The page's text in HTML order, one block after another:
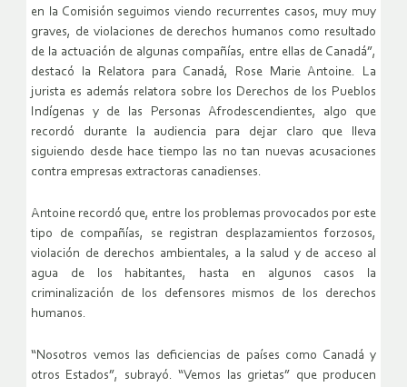
en la Comisión seguimos viendo recurrentes casos, muy muy
graves, de violaciones de derechos humanos como resultado
de la actuación de algunas compañías, entre ellas de Canadá”,
destacó la Relatora para Canadá, Rose Marie Antoine. La
jurista es además relatora sobre los Derechos de los Pueblos
Indígenas y de las Personas Afrodescendientes, algo que
recordó durante la audiencia para dejar claro que lleva
siguiendo desde hace tiempo las no tan nuevas acusaciones
contra empresas extractoras canadienses.
Antoine recordó que, entre los problemas provocados por este
tipo de compañías, se registran desplazamientos forzosos,
violación de derechos ambientales, a la salud y de acceso al
agua de los habitantes, hasta en algunos casos la
criminalización de los defensores mismos de los derechos
humanos.
“Nosotros vemos las deficiencias de países como Canadá y
otros Estados”, subrayó. “Vemos las grietas” que producen